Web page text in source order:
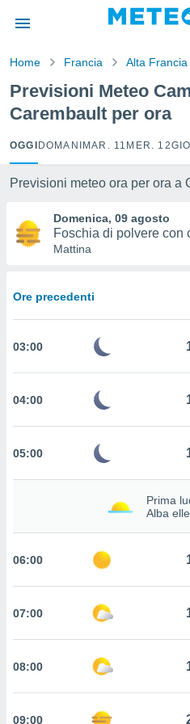
di
per
le
di
Web
per
al sito
CONTINUA
Home Francia Alta Francia
Previsioni Meteo
Carembault per ora
OGGI DOMANI MAR. 11 MER. 12
Previsioni meteo ora per ora a
Domenica, 09 agosto
Foschia di polvere con
Mattina
Ore precedenti
03:00
04:00
05:00
Prima
Alba elle
06:00
07:00
08:00
09:00